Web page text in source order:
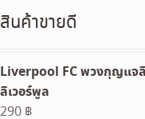
สินค้าขายดี
Liverpool FC พวงกุญแจ
ลิเวอร์พูล
290 ฿